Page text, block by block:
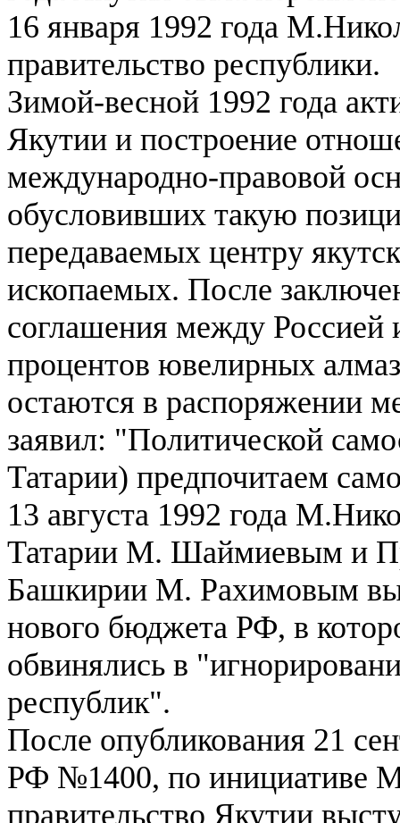
16 января 1992 года
правительство республики.
Зимой-весной 1992 года
Якутии и построение
международно-правовой
обусловивших такую
передаваемых центру
ископаемых. После
соглашения между Россией
процентов ювелирных
остаются в распоряжении
заявил: "Политической
Татарии) предпочитаем
13 августа 1992 года
Татарии М. Шаймиевым и
Башкирии М. Рахимовым
нового бюджета РФ, в
обвинялись в
республик".
После опубликования 21
РФ №1400, по инициативе
правительство Якутии